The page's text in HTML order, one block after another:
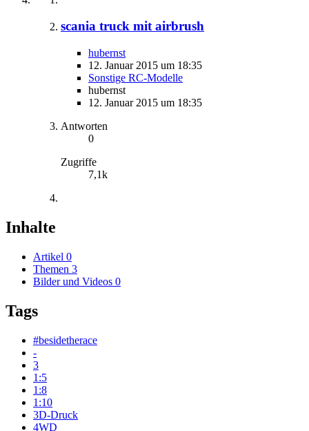
scania truck mit airbrush
hubernst
12. Januar 2015 um 18:35
Sonstige RC-Modelle
hubernst
12. Januar 2015 um 18:35
Antworten
0
Zugriffe
7,1k
Inhalte
Artikel 0
Themen 3
Bilder und Videos 0
Tags
#besidetherace
-
3
1:5
1:8
1:10
3D-Druck
4WD